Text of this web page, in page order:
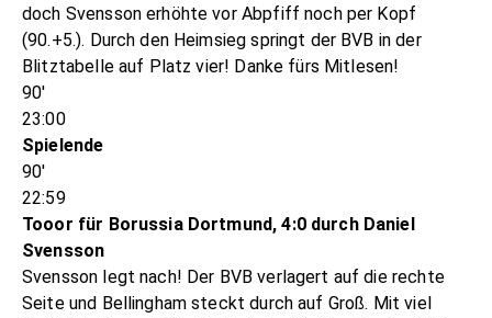
doch Svensson erhöhte vor Abpfiff noch per Kopf
(90.+5.). Durch den Heimsieg springt der BVB in der
Blitztabelle auf Platz vier! Danke fürs Mitlesen!
90'
23:00
Spielende
90'
22:59
Tooor für Borussia Dortmund, 4:0 durch Daniel
Svensson
Svensson legt nach! Der BVB verlagert auf die rechte
Seite und Bellingham steckt durch auf Groß. Mit viel